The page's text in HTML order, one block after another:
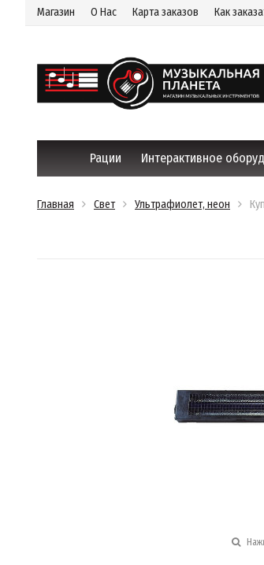
Магазин О Нас Карта заказов Как
Рации Интерактивное
Главная Свет Ультрафиолет, неон